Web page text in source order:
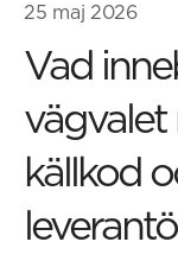
25 maj 2026
Vad
källkod